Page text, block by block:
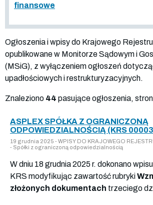
finansowe
Ogłoszenia i wpisy do Krajowego
opublikowane w Monitorze Sądowym i
(MSiG), z wyłączeniem ogłoszeń
upadłościowych i restrukturyzacyjnych.
Znaleziono 44 pasujące ogłoszenia,
ASPLEX SPÓŁKA Z OGRANICZONĄ
ODPOWIEDZIALNOŚCIĄ (KRS
19 grudnia 2025 - WPISY DO KRAJOWEGO
- Spółki z ograniczoną odpowiedzialnością
W dniu 18 grudnia 2025 r. dokonano
KRS modyfikując zawartość rubryki
złożonych dokumentach trzeciego